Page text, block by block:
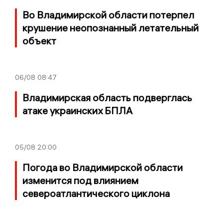
Во Владимирской области потерпел
крушение неопознанный летательный
объект
06/08 08:47
Владимирская область подверглась
атаке украинских БПЛА
05/08 20:00
Погода во Владимирской области
изменится под влиянием
североатлантического циклона